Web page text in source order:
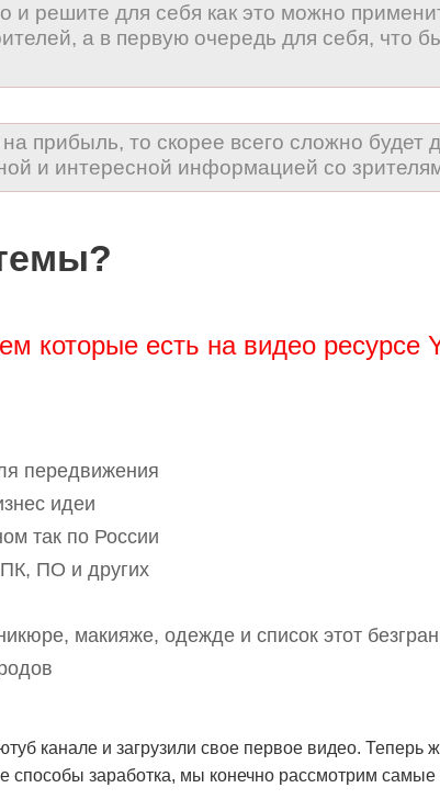
и решите для себя как это можно
а в первую очередь для себя, что
прибыль, то скорее всего сложно будет
и интересной информацией со
которые есть на видео ресурсе
передвижения
идеи
так по России
ПО и других
макияже, одежде и список этот
канале и загрузили свое первое видео. Теперь
заработка, мы конечно рассмотрим